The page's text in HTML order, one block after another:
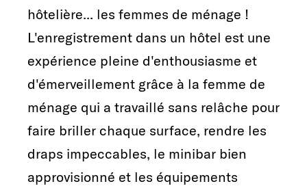
hôtelière... les femmes de ménage !
L'enregistrement dans un hôtel est une
expérience pleine d'enthousiasme et
d'émerveillement grâce à la femme de
ménage qui a travaillé sans relâche pour
faire briller chaque surface, rendre les
draps impeccables, le minibar bien
approvisionné et les équipements